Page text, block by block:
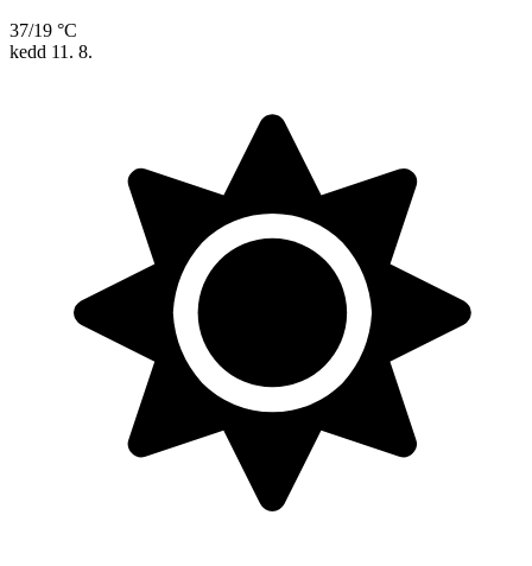
37/19 °C
kedd 11. 8.